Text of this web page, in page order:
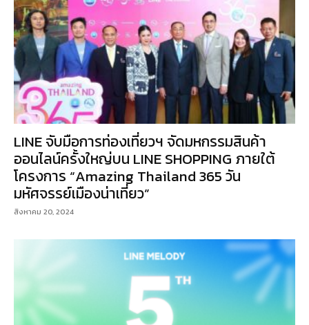
LINE จับมือการท่องเที่ยวฯ จัดมหกรรมสินค้า
ออนไลน์ครั้งใหญ่บน LINE SHOPPING ภายใต้
โครงการ “Amazing Thailand 365 วัน
มหัศจรรย์เมืองน่าเที่ยว”
สิงหาคม 20, 2024